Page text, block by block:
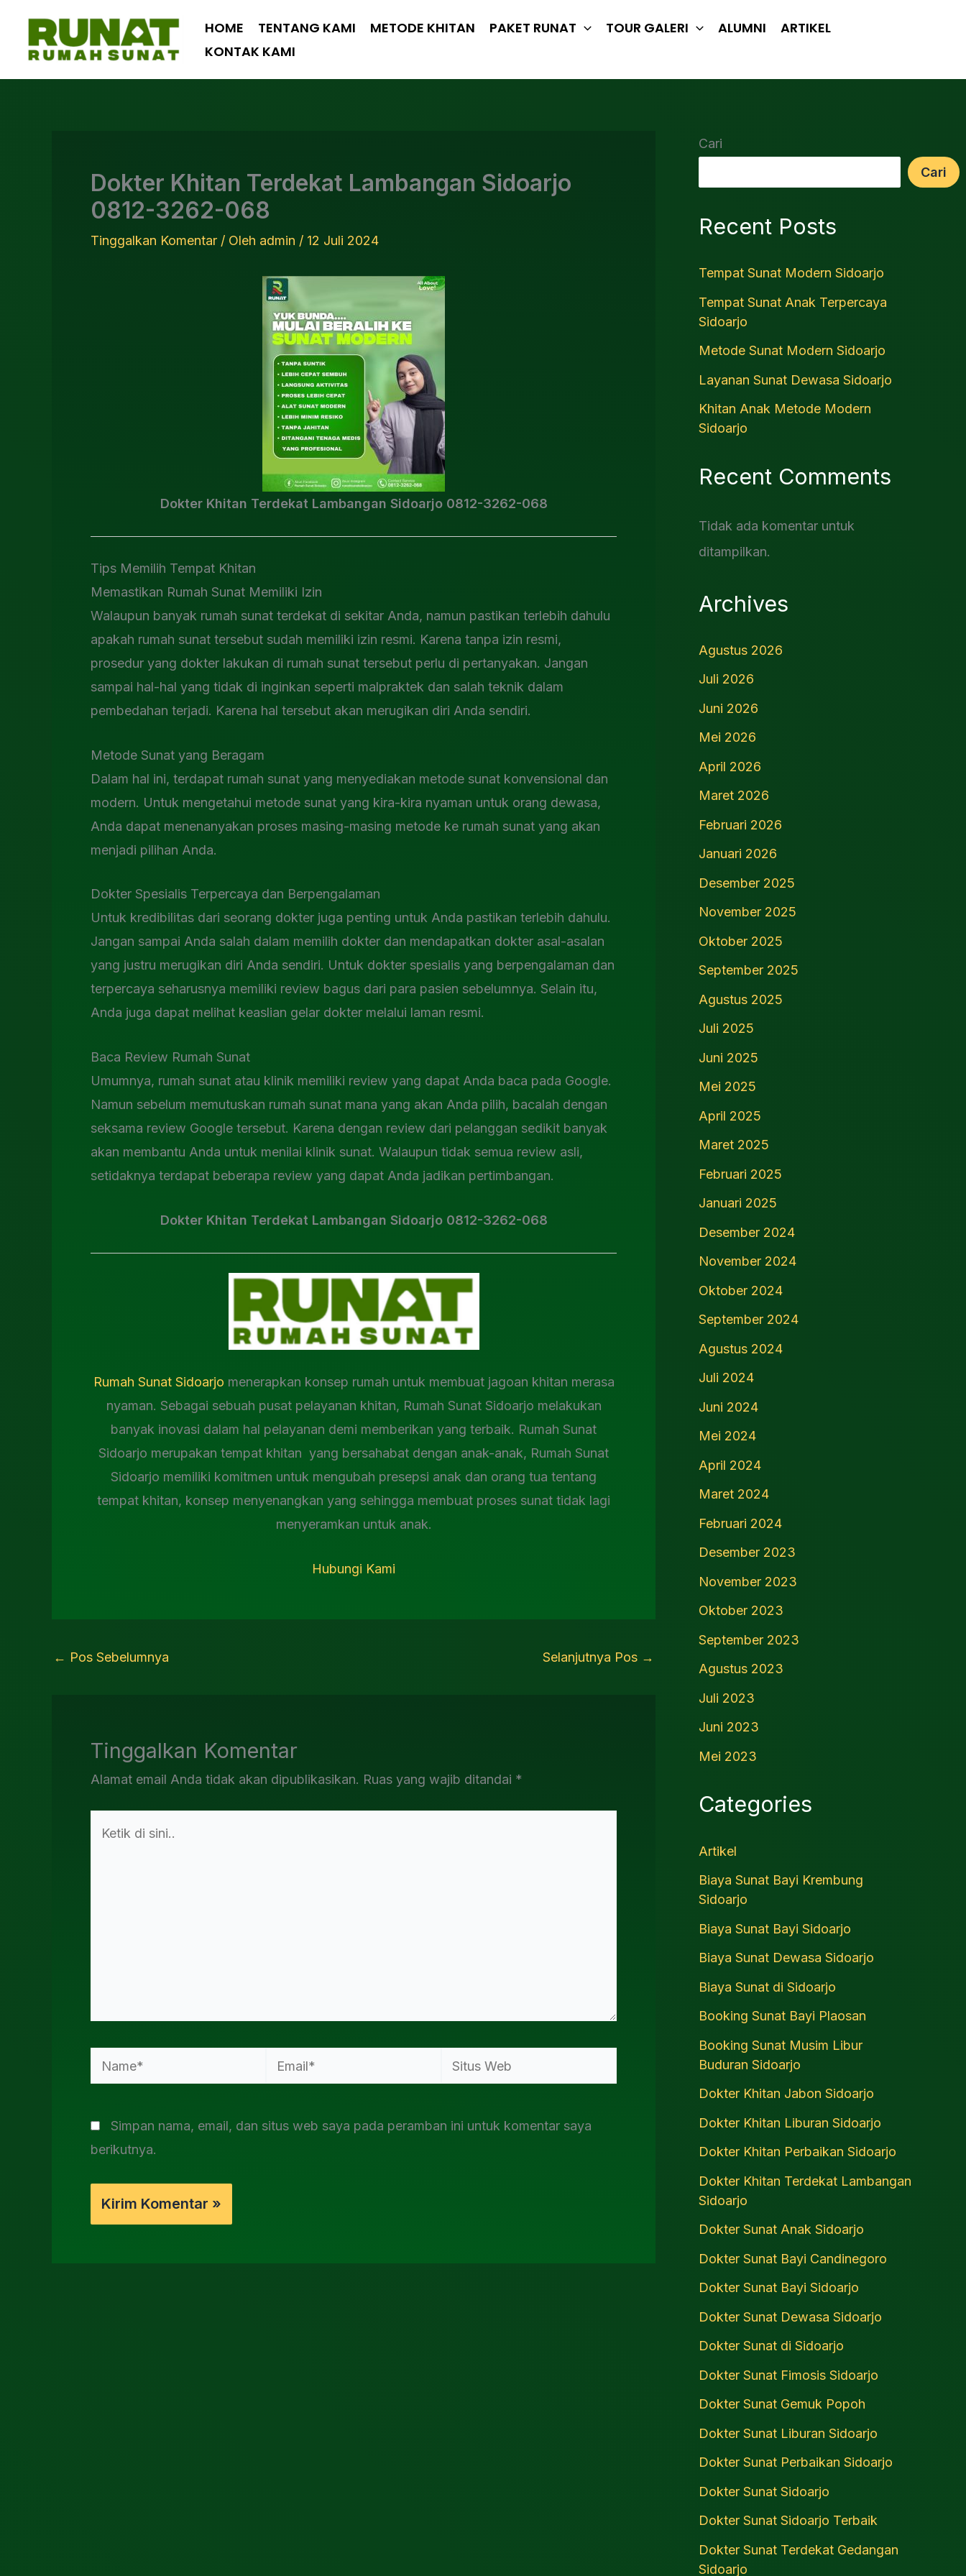
konten
HOME TENTANG KAMI METODE KHITAN PAKET RUNAT TOUR GALERI ALUMNI
ARTIKEL
KONTAK KAMI
Dokter Khitan Terdekat Lambangan Sidoarjo
0812-3262-068
Tinggalkan Komentar / Oleh admin / 12 Juli 2024
Dokter Khitan Terdekat Lambangan Sidoarjo 0812-3262-068
Tips Memilih Tempat Khitan
Memastikan Rumah Sunat Memiliki Izin
Walaupun banyak rumah sunat terdekat di sekitar Anda, namun pastikan terlebih dahulu
apakah rumah sunat tersebut sudah memiliki izin resmi. Karena tanpa izin resmi,
prosedur yang dokter lakukan di rumah sunat tersebut perlu di pertanyakan. Jangan
sampai hal-hal yang tidak di inginkan seperti malpraktek dan salah teknik dalam
pembedahan terjadi. Karena hal tersebut akan merugikan diri Anda sendiri.
Metode Sunat yang Beragam
Dalam hal ini, terdapat rumah sunat yang menyediakan metode sunat konvensional dan
modern. Untuk mengetahui metode sunat yang kira-kira nyaman untuk orang dewasa,
Anda dapat menenanyakan proses masing-masing metode ke rumah sunat yang akan
menjadi pilihan Anda.
Dokter Spesialis Terpercaya dan Berpengalaman
Untuk kredibilitas dari seorang dokter juga penting untuk Anda pastikan terlebih dahulu.
Jangan sampai Anda salah dalam memilih dokter dan mendapatkan dokter asal-asalan
yang justru merugikan diri Anda sendiri. Untuk dokter spesialis yang berpengalaman dan
terpercaya seharusnya memiliki review bagus dari para pasien sebelumnya. Selain itu,
Anda juga dapat melihat keaslian gelar dokter melalui laman resmi.
Baca Review Rumah Sunat
Umumnya, rumah sunat atau klinik memiliki review yang dapat Anda baca pada Google.
Namun sebelum memutuskan rumah sunat mana yang akan Anda pilih, bacalah dengan
seksama review Google tersebut. Karena dengan review dari pelanggan sedikit banyak
akan membantu Anda untuk menilai klinik sunat. Walaupun tidak semua review asli,
setidaknya terdapat beberapa review yang dapat Anda jadikan pertimbangan.
Dokter Khitan Terdekat Lambangan Sidoarjo 0812-3262-068
Rumah Sunat Sidoarjo menerapkan konsep rumah untuk membuat jagoan khitan merasa
nyaman. Sebagai sebuah pusat pelayanan khitan, Rumah Sunat Sidoarjo melakukan
banyak inovasi dalam hal pelayanan demi memberikan yang terbaik. Rumah Sunat
Sidoarjo merupakan tempat khitan yang bersahabat dengan anak-anak, Rumah Sunat
Sidoarjo memiliki komitmen untuk mengubah presepsi anak dan orang tua tentang
tempat khitan, konsep menyenangkan yang sehingga membuat proses sunat tidak lagi
menyeramkan untuk anak.
Hubungi Kami
← Pos Sebelumnya Selanjutnya Pos →
Tinggalkan Komentar
Alamat email Anda tidak akan dipublikasikan. Ruas yang wajib ditandai *
Name* Email*
Situs
Web
Simpan nama, email, dan situs web saya pada peramban ini untuk komentar saya
berikutnya.
Cari
Cari
Recent Posts
Tempat Sunat Modern Sidoarjo
Tempat Sunat Anak Terpercaya
Sidoarjo
Metode Sunat Modern Sidoarjo
Layanan Sunat Dewasa Sidoarjo
Khitan Anak Metode Modern
Sidoarjo
Recent Comments
Tidak ada komentar untuk
ditampilkan.
Archives
Agustus 2026
Juli 2026
Juni 2026
Mei 2026
April 2026
Maret 2026
Februari 2026
Januari 2026
Desember 2025
November 2025
Oktober 2025
September 2025
Agustus 2025
Juli 2025
Juni 2025
Mei 2025
April 2025
Maret 2025
Februari 2025
Januari 2025
Desember 2024
November 2024
Oktober 2024
September 2024
Agustus 2024
Juli 2024
Juni 2024
Mei 2024
April 2024
Maret 2024
Februari 2024
Desember 2023
November 2023
Oktober 2023
September 2023
Agustus 2023
Juli 2023
Juni 2023
Mei 2023
Categories
Artikel
Biaya Sunat Bayi Krembung
Sidoarjo
Biaya Sunat Bayi Sidoarjo
Biaya Sunat Dewasa Sidoarjo
Biaya Sunat di Sidoarjo
Booking Sunat Bayi Plaosan
Booking Sunat Musim Libur
Buduran Sidoarjo
Dokter Khitan Jabon Sidoarjo
Dokter Khitan Liburan Sidoarjo
Dokter Khitan Perbaikan Sidoarjo
Dokter Khitan Terdekat Lambangan
Sidoarjo
Dokter Sunat Anak Sidoarjo
Dokter Sunat Bayi Candinegoro
Dokter Sunat Bayi Sidoarjo
Dokter Sunat Dewasa Sidoarjo
Dokter Sunat di Sidoarjo
Dokter Sunat Fimosis Sidoarjo
Dokter Sunat Gemuk Popoh
Dokter Sunat Liburan Sidoarjo
Dokter Sunat Perbaikan Sidoarjo
Dokter Sunat Sidoarjo
Dokter Sunat Sidoarjo Terbaik
Dokter Sunat Terdekat Gedangan
Sidoarjo